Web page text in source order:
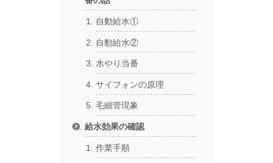
自動給水①
自動給水②
水やり当番
サイフォンの原理
毛細管現象
給水効果の確認
作業手順